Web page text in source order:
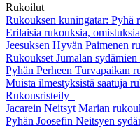
Rukoilut
Rukouksen kuningatar: Pyhä
Erilaisia rukouksia,
Jeesuksen Hyvän Paimenen
Rukoukset Jumalan sydämien
Pyhän Perheen Turvapaikan
Muista ilmestyksistä saatuja
Rukousristeily
Jacarein Neitsyt Marian
Pyhän Joosefin Neitsyen